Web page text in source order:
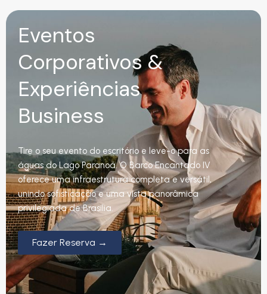
Eventos
Corporativos &
Experiências
Business
Tire o seu evento do escritório e leve-o para as
águas do Lago Paranoá. O Barco Encantado IV
oferece uma infraestrutura completa e versátil,
unindo sofisticação e uma vista panorâmica
privilegiada de Brasília.
Fazer Reserva →